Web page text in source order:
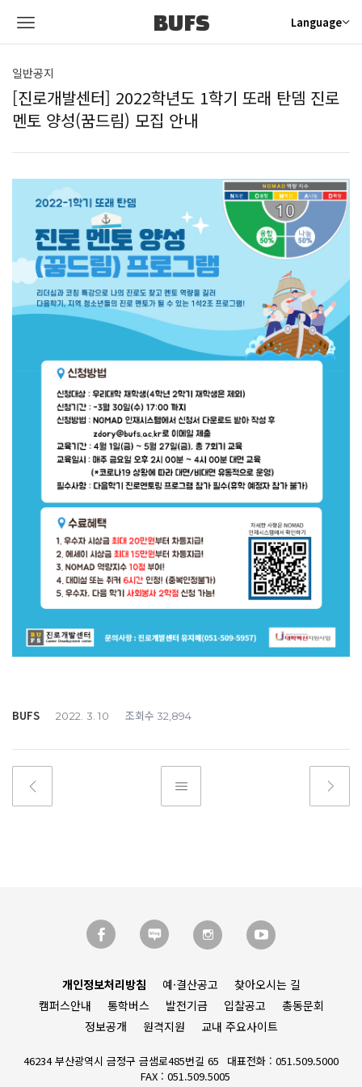
BUFS Language
일반공지
[진로개발센터] 2022학년도 1학기 또래 탄뎀 진로
멘토 양성(꿈드림) 모집 안내
BUFS 2022. 3. 10 조회수 32,894
개인정보처리방침 예·결산공고
찾아오시는 길
캠퍼스안내
통학버스 발전기금 입찰공고
총동문회
정보공개
원격지원 교내 주요사이트
46234 부산광역시 금정구 금샘로485번길 65
대표전화 : 051.509.5000
FAX : 051.509.5005